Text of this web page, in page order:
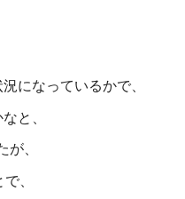
になっているかで、
と、
が、
、